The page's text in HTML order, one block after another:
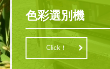
色彩選別機
Click！